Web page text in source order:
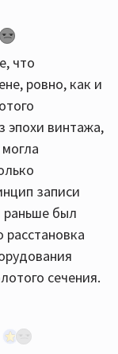
что
ровно, как и
эпохи винтажа,
записи
был
расстановка
сечения.